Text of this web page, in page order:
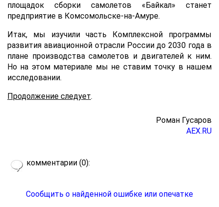
площадок сборки самолетов «Байкал» станет
предприятие в Комсомольске-на-Амуре.
Итак, мы изучили часть Комплексной программы
развития авиационной отрасли России до 2030 года в
плане производства самолетов и двигателей к ним.
Но на этом материале мы не ставим точку в нашем
исследовании.
Продолжение следует.
Роман Гусаров
AEX.RU
комментарии (0):
Сообщить о найденной ошибке или опечатке